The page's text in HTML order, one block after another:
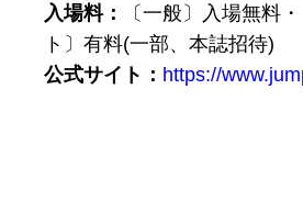
入場料：
〔一般〕入場無料
ト〕有料(一部、本誌招待)
公式サイト： https://